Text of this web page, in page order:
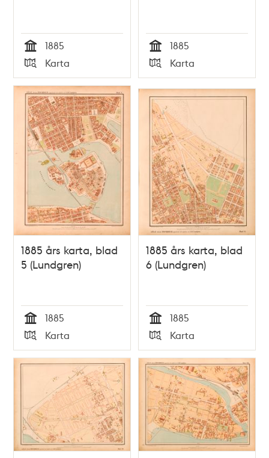
Tid
1885
Typ
Karta Tid
1885
Typ
Karta
1885 års karta, blad
5 (Lundgren)
Tid
1885
Typ
Karta
1885 års karta, blad
6 (Lundgren)
Tid
1885
Typ
Karta